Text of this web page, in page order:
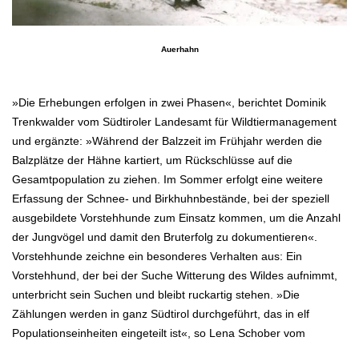
Auerhahn
»Die Erhebungen erfolgen in zwei Phasen«, berichtet Dominik
Trenkwalder vom Südtiroler Landesamt für Wildtiermanagement
und ergänzte: »Während der Balzzeit im Frühjahr werden die
Balzplätze der Hähne kartiert, um Rückschlüsse auf die
Gesamtpopulation zu ziehen. Im Sommer erfolgt eine weitere
Erfassung der Schnee- und Birkhuhnbestände, bei der speziell
ausgebildete Vorstehhunde zum Einsatz kommen, um die Anzahl
der Jungvögel und damit den Bruterfolg zu dokumentieren«.
Vorstehhunde zeichne ein besonderes Verhalten aus: Ein
Vorstehhund, der bei der Suche Witterung des Wildes aufnimmt,
unterbricht sein Suchen und bleibt ruckartig stehen. »Die
Zählungen werden in ganz Südtirol durchgeführt, das in elf
Populationseinheiten eingeteilt ist«, so Lena Schober vom